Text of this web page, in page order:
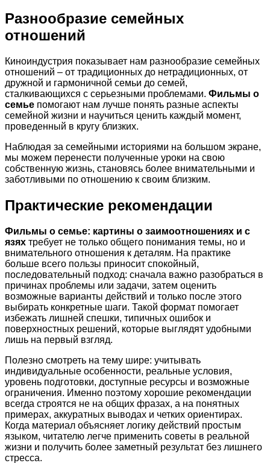
Разнообразие семейных
отношений
Киноиндустрия показывает нам разнообразие семейных
отношений – от традиционных до нетрадиционных, от
дружной и гармоничной семьи до семей,
сталкивающихся с серьезными проблемами. Фильмы о
семье помогают нам лучше понять разные аспекты
семейной жизни и научиться ценить каждый момент,
проведенный в кругу близких.
Наблюдая за семейными историями на большом экране,
мы можем перенести полученные уроки на свою
собственную жизнь, становясь более внимательными и
заботливыми по отношению к своим близким.
Практические рекомендации
Фильмы о семье: картины о заимоотношениях и с
язях требует не только общего понимания темы, но и
внимательного отношения к деталям. На практике
больше всего пользы приносит спокойный,
последовательный подход: сначала важно разобраться в
причинах проблемы или задачи, затем оценить
возможные варианты действий и только после этого
выбирать конкретные шаги. Такой формат помогает
избежать лишней спешки, типичных ошибок и
поверхностных решений, которые выглядят удобными
лишь на первый взгляд.
Полезно смотреть на тему шире: учитывать
индивидуальные особенности, реальные условия,
уровень подготовки, доступные ресурсы и возможные
ограничения. Именно поэтому хорошие рекомендации
всегда строятся не на общих фразах, а на понятных
примерах, аккуратных выводах и четких ориентирах.
Когда материал объясняет логику действий простым
языком, читателю легче применить советы в реальной
жизни и получить более заметный результат без лишнего
стресса.